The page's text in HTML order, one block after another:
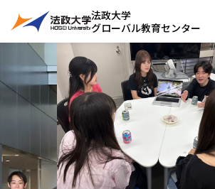
法政大学
グローバル教育センター